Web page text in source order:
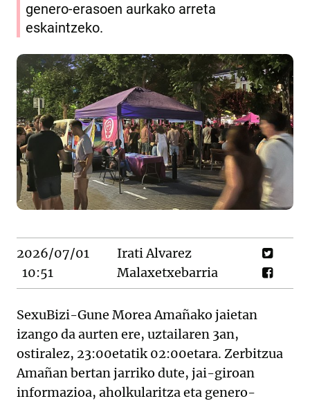
genero-erasoen aurkako arreta
eskaintzeko.
2026/07/01
10:51
Irati Alvarez
Malaxetxebarria
SexuBizi-Gune Morea Amañako jaietan
izango da aurten ere, uztailaren 3an,
ostiralez, 23:00etatik 02:00etara. Zerbitzua
Amañan bertan jarriko dute, jai-giroan
informazioa, aholkularitza eta genero-